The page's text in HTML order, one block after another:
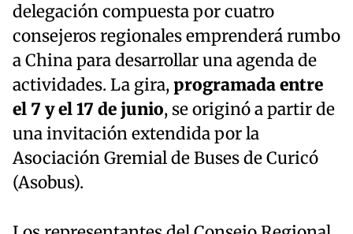
delegación compuesta por cuatro
consejeros regionales emprenderá rumbo
a China para desarrollar una agenda de
actividades. La gira,programada entre
el 7 y el 17 de junio, se originó a partir de
una invitación extendida por la
Asociación Gremial de Buses de Curicó
(Asobus).